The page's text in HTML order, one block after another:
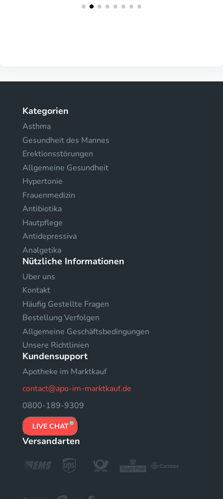
Kategorien
Asthma
Gesundheit des Mannes
Erektionsstörungen
Allgemeine Gesundheit
Hypertonie
Frauenmedizin
Antibiotika
Hautpflege
Antidepressiva
Analgetika
Nützliche Informationen
Uber uns
Kontakt
Häufig Gestellte Fragen
Bestellung Verfolgen
Allgemeine Geschäftsbedingungen
Unsere Richtlinien
Kundensupport
Apotheke im Marktkauf
contact@apo-im-marktkauf.de
0800-189-9309
LIVE CHAT
Versandarten